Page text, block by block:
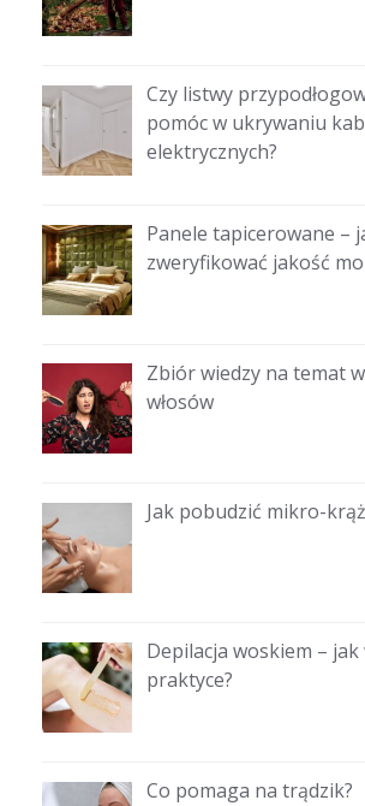
Czy listwy
pomóc w ukrywaniu
elektrycznych?
Panele tapicerowane –
zweryfikować jakość
Zbiór wiedzy na temat
włosów
Jak pobudzić mikro-
Depilacja woskiem –
praktyce?
Co pomaga na trądzik?